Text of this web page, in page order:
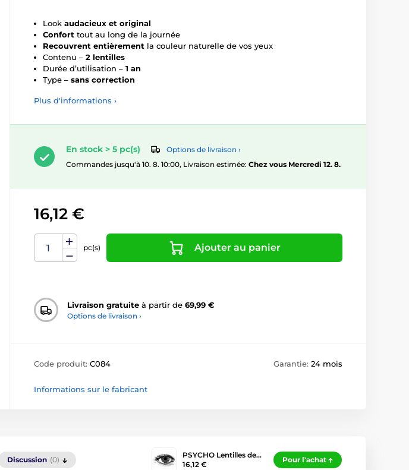
Look audacieux et original
Confort tout au long de la journée
Recouvrent entièrement la couleur naturelle de vos yeux
Contenu – 2 lentilles
Durée d’utilisation – 1 an
Type – sans correction
Plus d'informations ›
En stock > 5 pc(s)
Options de livraison ›
Commandes jusqu'à 10. 8. 10:00, Livraison estimée: Chez vous Mercredi 12. 8.
16,12 €
pc(s) Ajouter au panier
Livraison gratuite à partir de 69,99 €
Options de livraison ›
Code produit: C084 Garantie: 24 mois
Informations sur le fabricant
Discussion (0)
PSYCHO Lentilles de…
16,12 €
Pour l'achat